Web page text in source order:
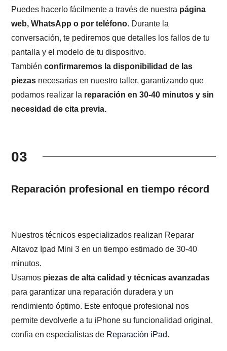
Puedes hacerlo fácilmente a través de nuestra página
web, WhatsApp o por teléfono. Durante la
conversación, te pediremos que detalles los fallos de tu
pantalla y el modelo de tu dispositivo.
Tambiénconfirmaremos la disponibilidad de las
piezas necesarias en nuestro taller, garantizando que
podamos realizar la reparación en 30-40 minutos y sin
necesidad de cita previa.
03
Reparación profesional en tiempo récord
Nuestros técnicos especializados realizan Reparar
Altavoz Ipad Mini 3 en un tiempo estimado de 30-40
minutos.
Usamos piezas de alta calidad y técnicas avanzadas
para garantizar una reparación duradera y un
rendimiento óptimo. Este enfoque profesional nos
permite devolverle a tu iPhone su funcionalidad original,
confia en especialistas de Reparación iPad.